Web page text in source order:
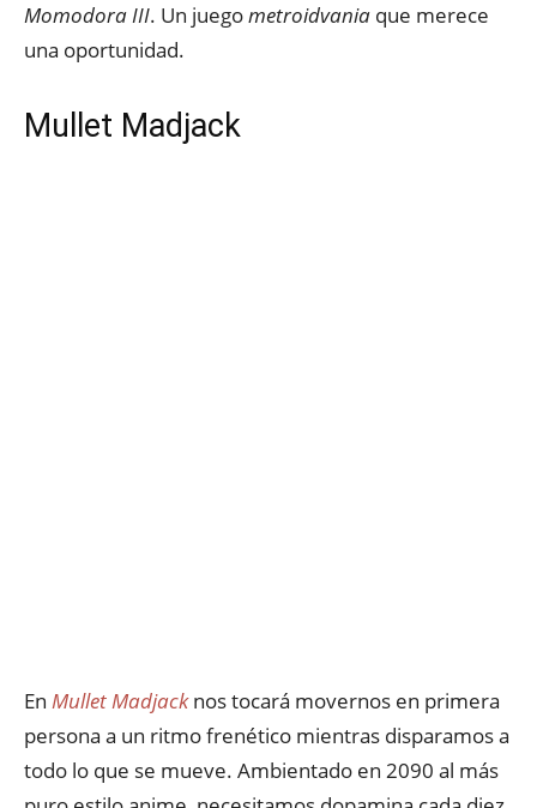
Momodora III. Un juegometroidvania que merece
una oportunidad.
Mullet Madjack
En Mullet Madjacknos tocará movernos en primera
persona a un ritmo frenético mientras disparamos a
todo lo que se mueve. Ambientado en 2090 al más